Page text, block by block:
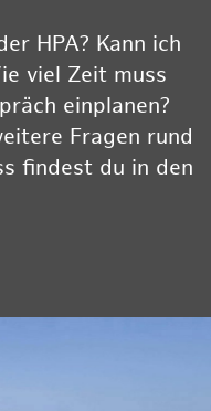
HPA? Kann ich
viel Zeit muss
einplanen?
Fragen rund
findest du in den